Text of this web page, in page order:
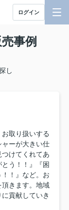
ログイン
事例
し
取り扱いする
ーが大きい仕
けてくれてあ
う！！』『困
！』など。お
きます。地域
貢献していき